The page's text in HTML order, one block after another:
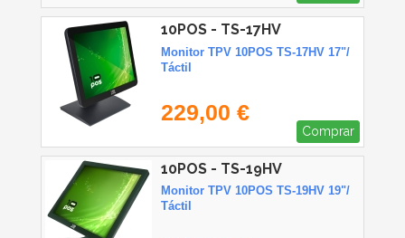
10POS - TS-17HV
Monitor TPV 10POS TS-17HV 17"/
Táctil
229,00 €
Comprar
10POS - TS-19HV
Monitor TPV 10POS TS-19HV 19"/
Táctil